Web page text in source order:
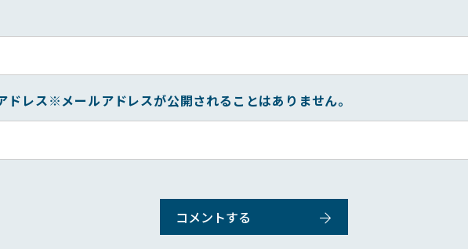
ドレス※メールアドレスが公開されることはありません。